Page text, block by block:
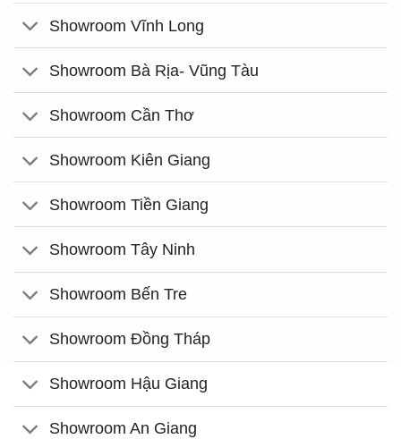
Showroom Vĩnh Long
Showroom Bà Rịa- Vũng Tàu
Showroom Cần Thơ
Showroom Kiên Giang
Showroom Tiền Giang
Showroom Tây Ninh
Showroom Bến Tre
Showroom Đồng Tháp
Showroom Hậu Giang
Showroom An Giang